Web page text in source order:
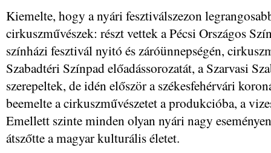
Kiemelte, hogy a nyári fesztiválszezon
cirkuszművészek: részt vettek a Pécsi Országos
színházi fesztivál nyitó és záróünnepségén,
Szabadtéri Színpad előadássorozatát, a Szarvasi
szerepeltek, de idén először a székesfehérvári
beemelte a cirkuszművészetet a produkcióba, a
Emellett szinte minden olyan nyári nagy
átszőtte a magyar kulturális életet.